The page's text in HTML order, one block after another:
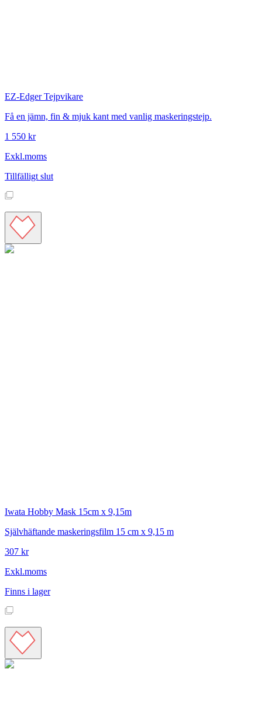
EZ-Edger Tejpvikare
Få en jämn, fin & mjuk kant med vanlig maskeringstejp.
1 550 kr
Exkl.moms
Tillfälligt slut
Iwata Hobby Mask 15cm x 9,15m
Självhäftande maskeringsfilm 15 cm x 9,15 m
307 kr
Exkl.moms
Finns i lager